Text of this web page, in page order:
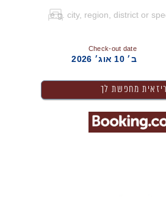
Check-out date
ב׳ 10 אוג׳ 2026